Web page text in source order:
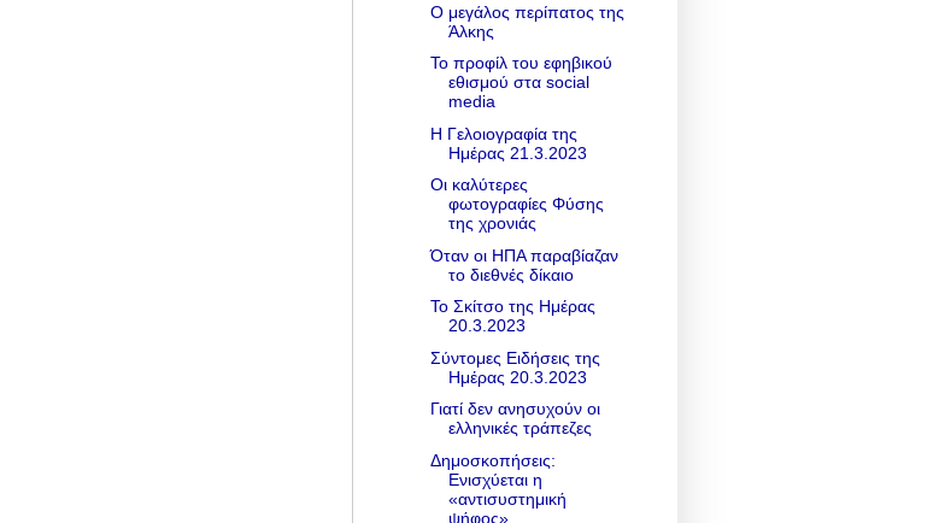
Ο μεγάλος περίπατος της
Άλκης
Το προφίλ του εφηβικού
εθισμού στα social
media
Η Γελοιογραφία της
Ημέρας 21.3.2023
Οι καλύτερες
φωτογραφίες Φύσης
της χρονιάς
Όταν οι ΗΠΑ παραβίαζαν
το διεθνές δίκαιο
Το Σκίτσο της Ημέρας
20.3.2023
Σύντομες Ειδήσεις της
Ημέρας 20.3.2023
Γιατί δεν ανησυχούν οι
ελληνικές τράπεζες
Δημοσκοπήσεις:
Ενισχύεται η
«αντισυστημική
ψήφος»